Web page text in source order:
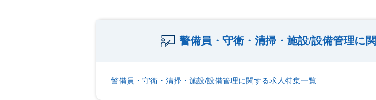
警備員・守衛・清掃・施設/設備管理に
警備員・守衛・清掃・施設/設備管理に関する求人特集一覧